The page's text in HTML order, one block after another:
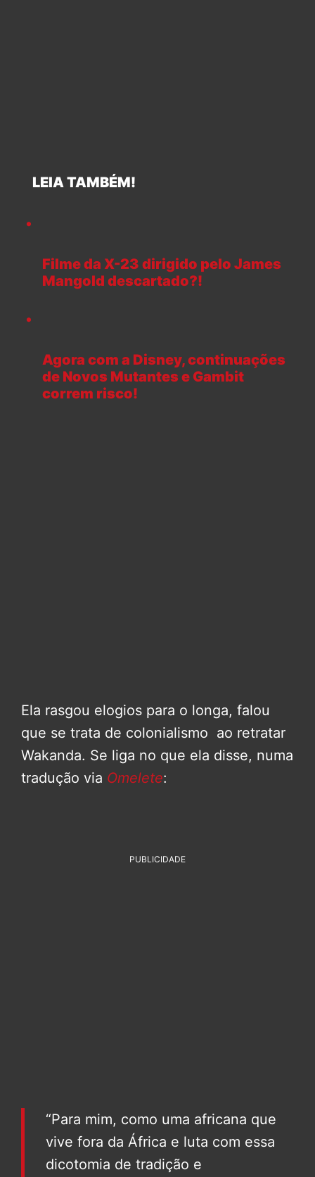
LEIA TAMBÉM!
Filme da X-23 dirigido pelo James
Mangold descartado?!
Agora com a Disney, continuações
de Novos Mutantes e Gambit
correm risco!
Ela rasgou elogios para o longa, falou
que se trata de colonialismo ao retratar
Wakanda. Se liga no que ela disse, numa
tradução via Omelete:
PUBLICIDADE
“Para mim, como uma africana que
vive fora da África e luta com essa
dicotomia de tradição e